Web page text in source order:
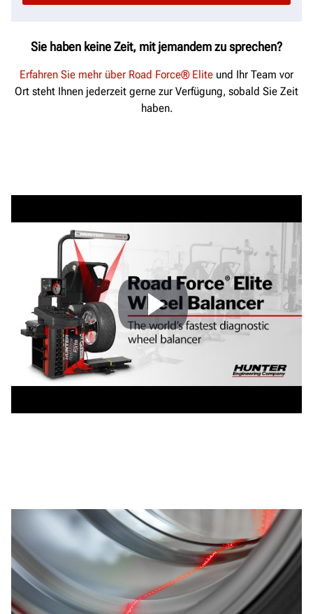
Sie haben keine Zeit, mit jemandem zu sprechen?
Erfahren Sie mehr über Road Force® Elite und Ihr Team vor
Ort steht Ihnen jederzeit gerne zur Verfügung, sobald Sie Zeit
haben.